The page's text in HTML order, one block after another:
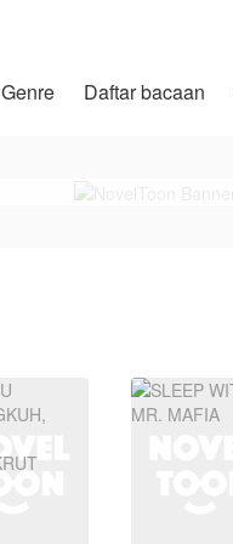
Genre Daftar bacaan